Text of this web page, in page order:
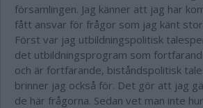
församlingen. Jag känner att jag har
fått ansvar för frågor som jag känt
Först var jag utbildningspolitisk
det utbildningsprogram som
och är fortfarande, biståndspolitisk
brinner jag också för. Det gör att jag
de här frågorna. Sedan vet man inte